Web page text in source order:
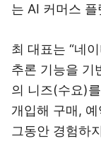
는 AI 커머스
최 대표는 “네
추론 기능을 기
의 니즈(수요)
개입해 구매,
그동안 경험하